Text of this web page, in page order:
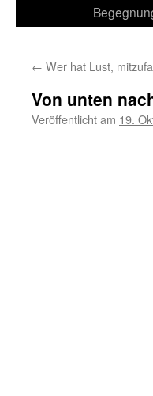
← Wer hat Lust,
Von unten
Veröffentlicht am 19.